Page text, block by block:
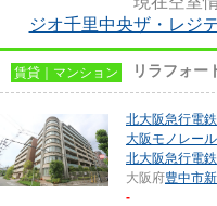
ジオ千里中央ザ・レジ
賃貸｜マンション リラフォー
北大阪急行電鉄
大阪モノレー
北大阪急行電鉄
大阪府豊中市
-